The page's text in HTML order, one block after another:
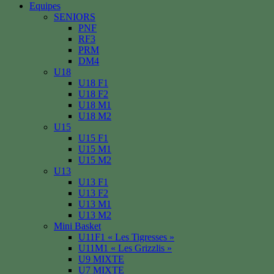
Equipes
SENIORS
PNF
RF3
PRM
DM4
U18
U18 F1
U18 F2
U18 M1
U18 M2
U15
U15 F1
U15 M1
U15 M2
U13
U13 F1
U13 F2
U13 M1
U13 M2
Mini Basket
U11F1 « Les Tigresses »
U11M1 « Les Grizzlis »
U9 MIXTE
U7 MIXTE